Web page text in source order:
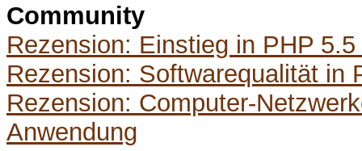
Community
Rezension: Einstieg in PHP
Rezension: Softwarequalität in
Rezension: Computer-
Anwendung